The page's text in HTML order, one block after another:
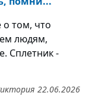
том, что
людям,
Сплетник -
22.06.2026